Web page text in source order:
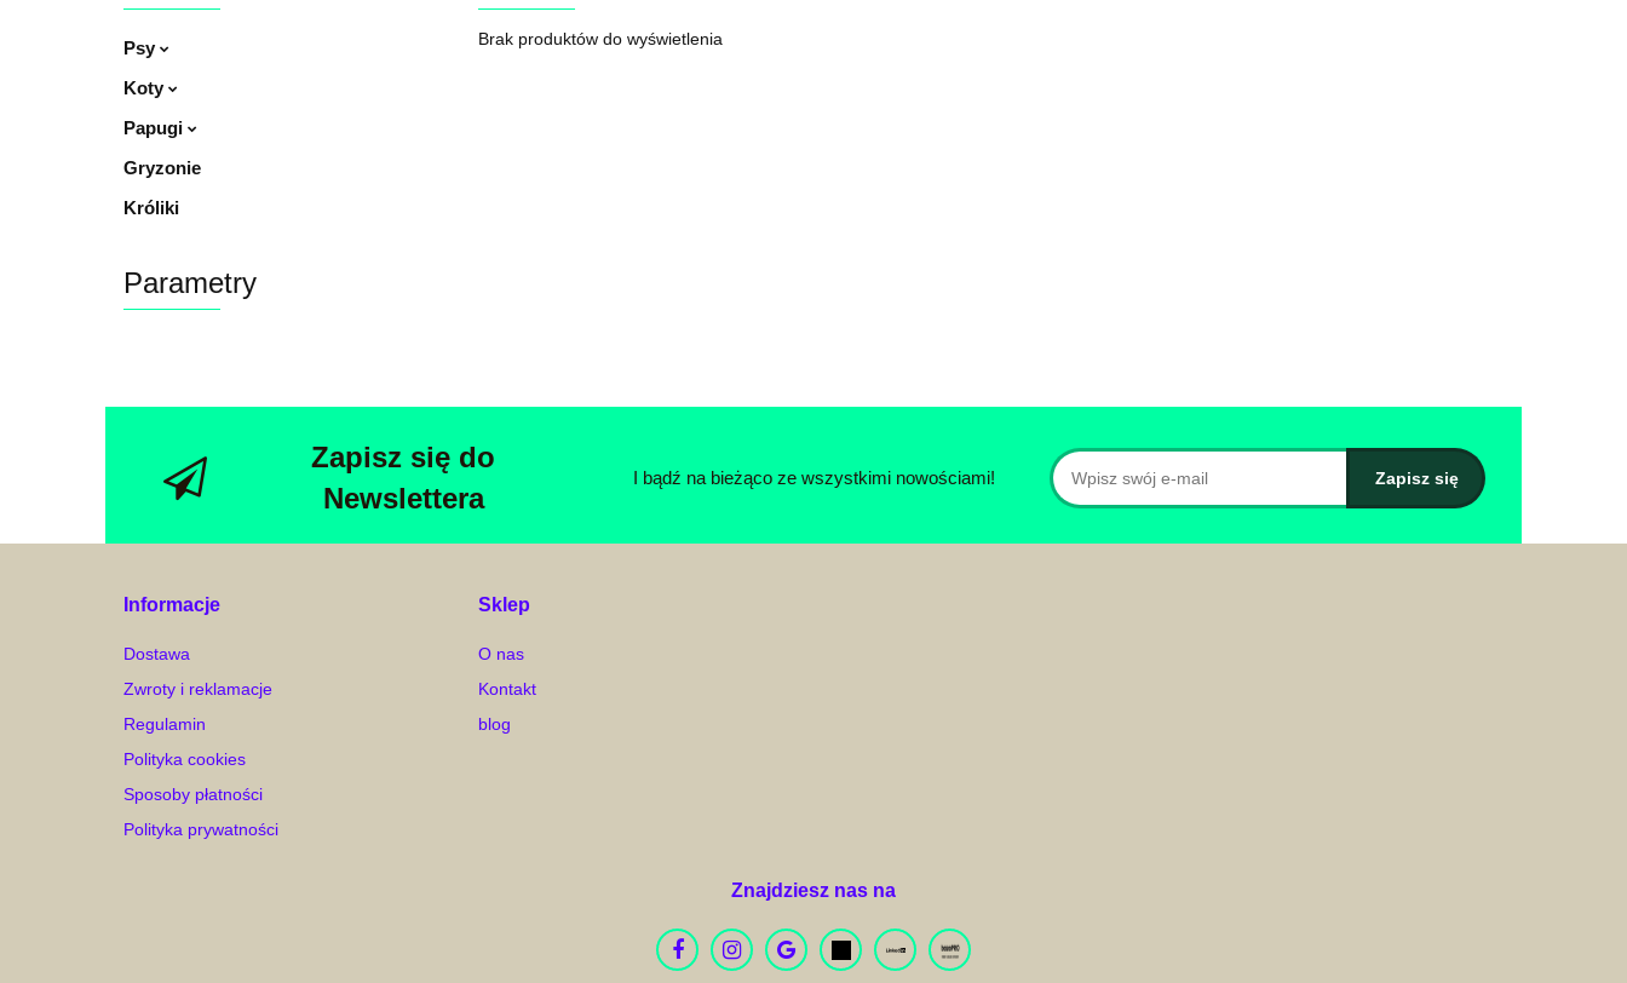
Psy
Koty
Papugi
Gryzonie
Króliki
Parametry
Brak produktów do wyświetlenia
Zapisz się do
Newslettera
I bądź na bieżąco ze wszystkimi nowościami!
Informacje
Dostawa
Zwroty i reklamacje
Regulamin
Polityka cookies
Sposoby płatności
Polityka prywatności
Sklep
O nas
Kontakt
blog
Znajdziesz nas na